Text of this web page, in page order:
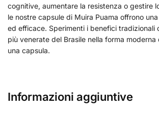
cognitive, aumentare la resistenza o gestire
le nostre capsule di Muira Puama offrono
ed efficace. Sperimenti i benefici tradizionali
più venerate del Brasile nella forma
una capsula.
Informazioni aggiuntive